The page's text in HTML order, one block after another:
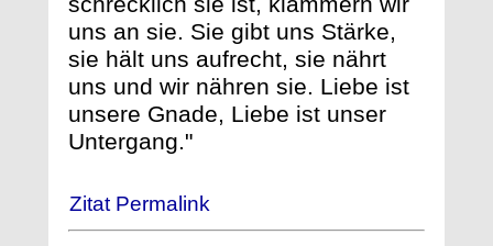
uns an sie. Sie gibt uns Stärke,
sie hält uns aufrecht, sie nährt
uns und wir nähren sie. Liebe ist
unsere Gnade, Liebe ist unser
Untergang."
Zitat Permalink